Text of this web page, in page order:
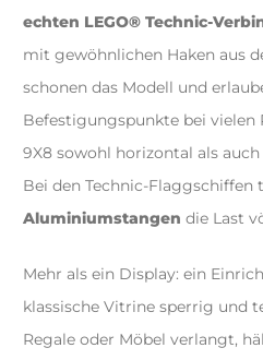
echten LEGO® Technic-
mit gewöhnlichen Haken aus
schonen das Modell und
Befestigungspunkte bei vielen
9X8 sowohl horizontal als
Bei den Technic-
Aluminiumstangen die Last
Mehr als ein Display: ein
klassische Vitrine sperrig und
Regale oder Möbel verlangt,